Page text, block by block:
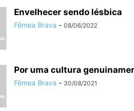
Envelhecer sendo lésbica
Fêmea Brava - 08/06/2022
Por uma cultura
Fêmea Brava - 30/08/2021